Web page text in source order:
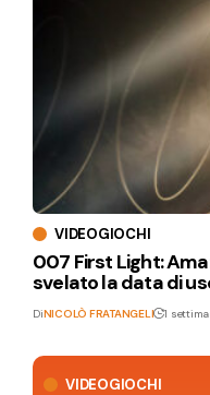
VIDEOGIOCHI
VIDEOGIOCHI
007 First Light:
svelato la data di
DiNICOLÒ FRATANGELI 1